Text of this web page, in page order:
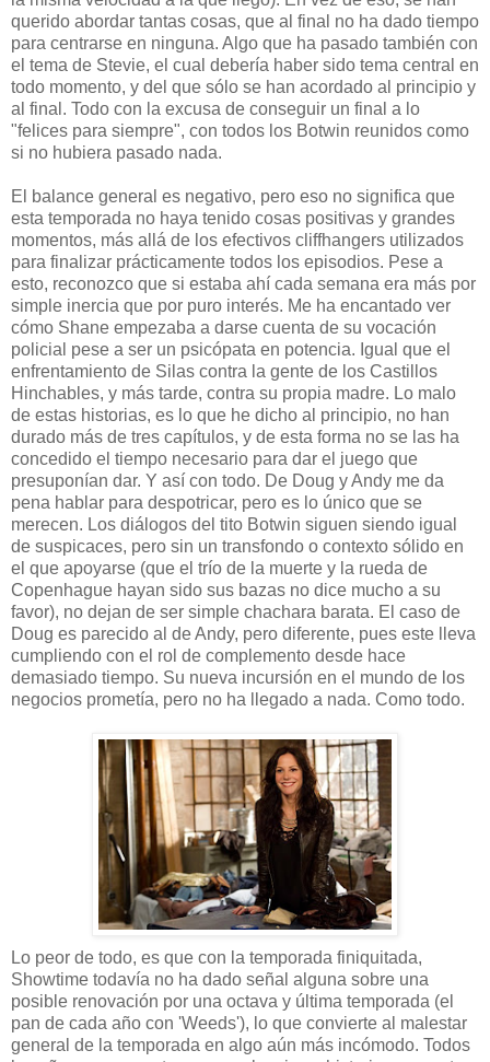
querido abordar tantas cosas, que al final no ha dado tiempo
para centrarse en ninguna. Algo que ha pasado también con
el tema de Stevie, el cual debería haber sido tema central en
todo momento, y del que sólo se han acordado al principio y
al final. Todo con la excusa de conseguir un final a lo
"felices para siempre", con todos los Botwin reunidos como
si no hubiera pasado nada.
El balance general es negativo, pero eso no significa que
esta temporada no haya tenido cosas positivas y grandes
momentos, más allá de los efectivos cliffhangers utilizados
para finalizar prácticamente todos los episodios. Pese a
esto, reconozco que si estaba ahí cada semana era más por
simple inercia que por puro interés. Me ha encantado ver
cómo Shane empezaba a darse cuenta de su vocación
policial pese a ser un psicópata en potencia. Igual que el
enfrentamiento de Silas contra la gente de los Castillos
Hinchables, y más tarde, contra su propia madre. Lo malo
de estas historias, es lo que he dicho al principio, no han
durado más de tres capítulos, y de esta forma no se las ha
concedido el tiempo necesario para dar el juego que
presuponían dar. Y así con todo. De Doug y Andy me da
pena hablar para despotricar, pero es lo único que se
merecen. Los diálogos del tito Botwin siguen siendo igual
de suspicaces, pero sin un transfondo o contexto sólido en
el que apoyarse (que el trío de la muerte y la rueda de
Copenhague hayan sido sus bazas no dice mucho a su
favor), no dejan de ser simple chachara barata. El caso de
Doug es parecido al de Andy, pero diferente, pues este lleva
cumpliendo con el rol de complemento desde hace
demasiado tiempo. Su nueva incursión en el mundo de los
negocios prometía, pero no ha llegado a nada. Como todo.
Lo peor de todo, es que con la temporada finiquitada,
Showtime todavía no ha dado señal alguna sobre una
posible renovación por una octava y última temporada (el
pan de cada año con 'Weeds'), lo que convierte al malestar
general de la temporada en algo aún más incómodo. Todos